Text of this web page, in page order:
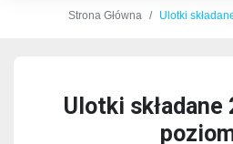
Strona Główna Ulotki
Ulotki składane